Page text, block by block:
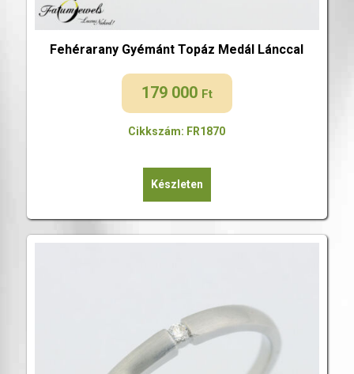
Fehérarany Gyémánt Topáz Medál Lánccal
179 000 Ft
Cikkszám: FR1870
Készleten